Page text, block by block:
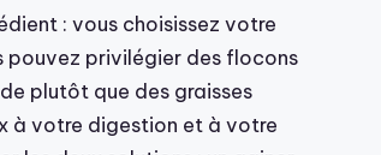
: vous choisissez votre
pouvez privilégier des flocons
plutôt que des graisses
à votre digestion et à votre